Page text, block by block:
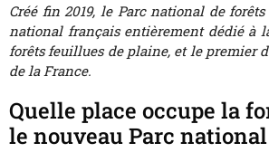
Créé fin 2019, le Parc national de
national français entièrement dédié à
forêts feuillues de plaine, et le premier
de la France.
Quelle place occupe la
le nouveau Parc national